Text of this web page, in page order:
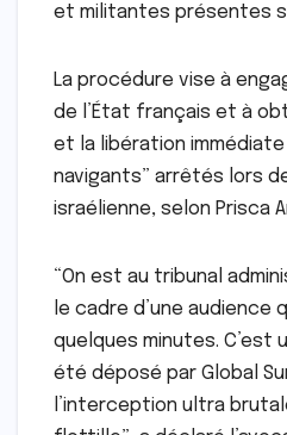
et militantes présentes
La procédure vise à
de l’État français et à
et la libération immédiate
navigants” arrêtés lors
israélienne, selon Prisca
“On est au tribunal
le cadre d’une audience
quelques minutes. C’est
été déposé par Global
l’interception ultra